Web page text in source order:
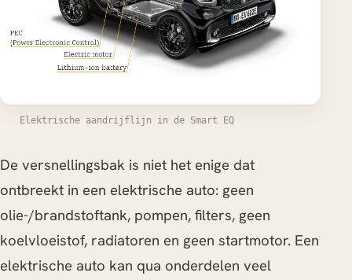
Elektrische aandrijflijn in de Smart EQ
De versnellingsbak is niet het enige dat
ontbreekt in een elektrische auto: geen
olie-/brandstoftank, pompen, filters, geen
koelvloeistof, radiatoren en geen startmotor. Een
elektrische auto kan qua onderdelen veel